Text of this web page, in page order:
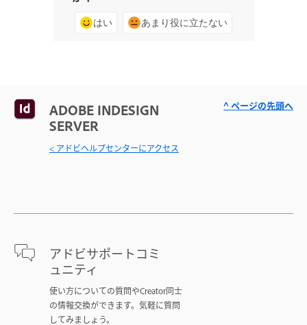
はい あまり役に立たない
ADOBE INDESIGN
SERVER
< アドビヘルプセンターにアクセス
アドビサポートコミ
ュニティ
使い方についての質問やCreator同士
の情報交換ができます。気軽に質問
してみましょう。
^ ページの先頭へ